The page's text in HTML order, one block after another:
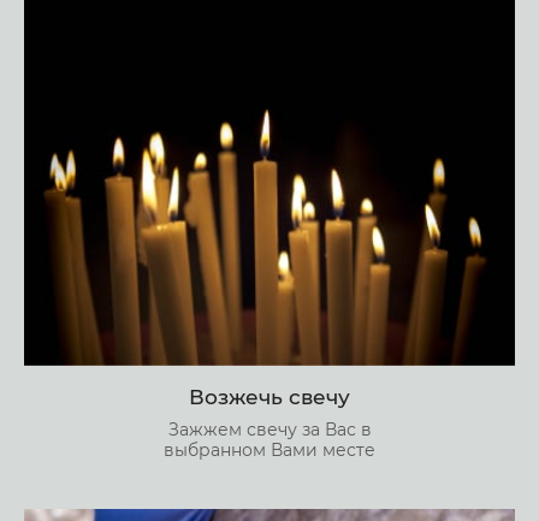
Возжечь свечу
Зажжем свечу за Вас в
выбранном Вами месте